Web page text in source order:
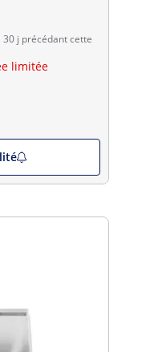
j précédant cette
limitée